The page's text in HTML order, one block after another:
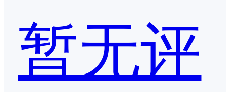
暂无评